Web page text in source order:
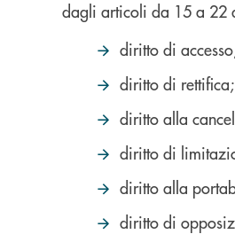
dagli articoli da 15 a 22
diritto di
diritto di rettifica;
diritto alla
diritto di
diritto alla
diritto di